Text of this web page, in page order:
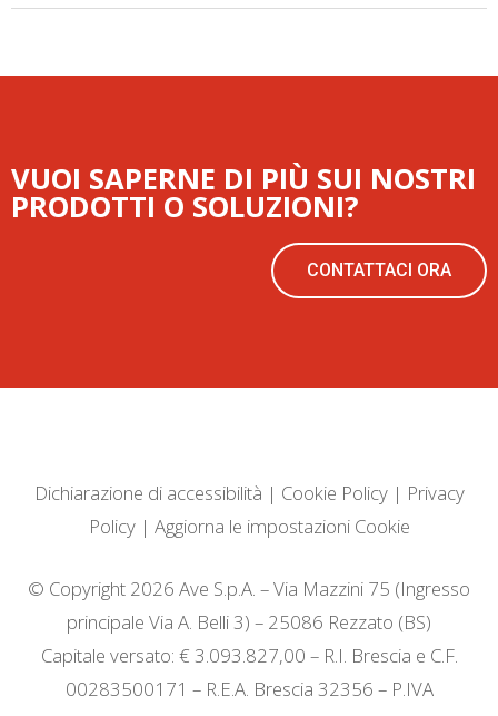
VUOI SAPERNE DI PIÙ SUI NOSTRI
PRODOTTI O SOLUZIONI?
CONTATTACI ORA
Dichiarazione di accessibilità | Cookie Policy| Privacy
Policy| Aggiorna le impostazioni Cookie
© Copyright 2026 Ave S.p.A. – Via Mazzini 75 (Ingresso
principale Via A. Belli 3) – 25086 Rezzato (BS)
Capitale versato: € 3.093.827,00 – R.I. Brescia e C.F.
00283500171 – R.E.A. Brescia 32356 – P.IVA